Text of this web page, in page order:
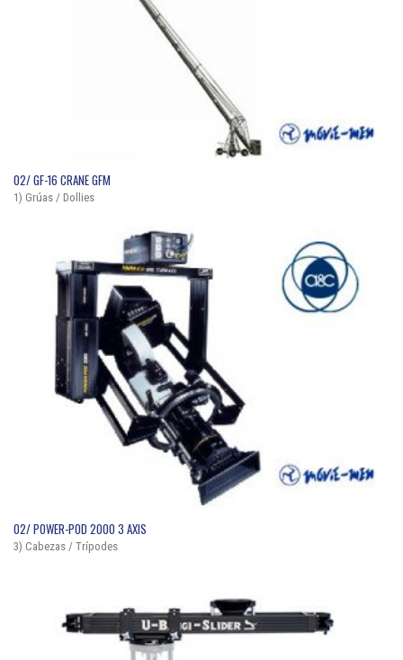
02/ GF-16 CRANE GFM
1) Grúas / Dollies
02/ POWER-POD 2000 3 AXIS
3) Cabezas / Trípodes